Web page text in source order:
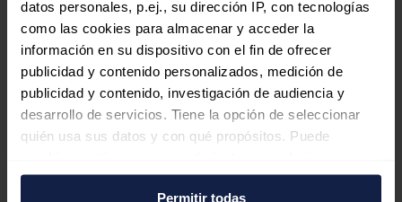
datos personales, p.ej., su dirección IP, con tecnologías
como las cookies para almacenar y acceder la
información en su dispositivo con el fin de ofrecer
publicidad y contenido personalizados, medición de
publicidad y contenido, investigación de audiencia y
desarrollo de servicios. Tiene la opción de seleccionar
quién usa sus datos y con qué propósitos. Puede
momento desde la Declaración de cookies o clicando en
Permitir todas
medidas, según el organismo, pueden contribuir a
reforzar la confianza de los consumidores y a
su participación activa en el mercado energético.